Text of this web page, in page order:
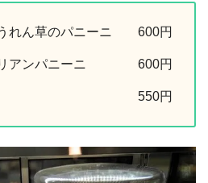
れん草のパニーニ 600円
リアンパニーニ 600円
ッグ 550円